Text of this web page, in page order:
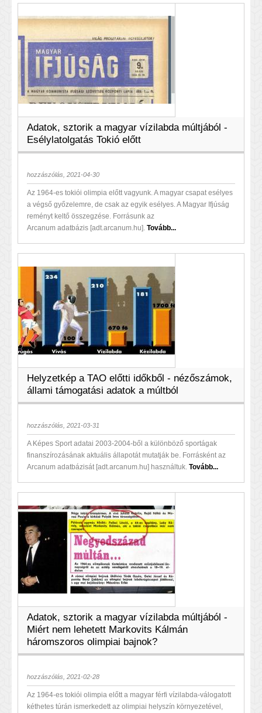
Adatok, sztorik a magyar vízilabda múltjából -
Esélylatolgatás Tokió előtt
hozzászólás, 2021-04-30
Az 1964-es tokiói olimpia előtt vagyunk. A magyar csapat esélyes
a végső győzelemre, de csak az egyik esélyes. A Magyar Ifjúság
reményt keltő összegzése. Forrásunk az
Arcanum adatbázis [adt.arcanum.hu]. Tovább...
Helyzetkép a TAO előtti időkből - nézőszámok,
állami támogatási adatok a múltból
hozzászólás, 2021-03-31
A Képes Sport adatai 2003-2004-ből a különböző sportágak
finanszírozásának aktuális állapotát mutatják be. Forrásként az
Arcanum adatbázisát [adt.arcanum.hu] használtuk. Tovább...
Adatok, sztorik a magyar vízilabda múltjából -
Miért nem lehetett Markovits Kálmán
háromszoros olimpiai bajnok?
hozzászólás, 2021-02-28
Az 1964-es tokiói olimpia előtt a magyar férfi vízilabda-válogatott
kéthetes túrán ismerkedett az olimpiai helyszín környezetével,